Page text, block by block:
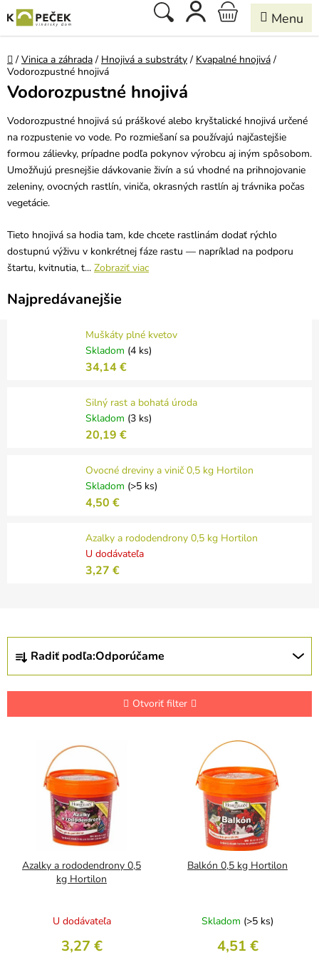
na
obsah
Hľadať
NÁKUPNÝ
KOŠÍK
Domov
/ Vinica a záhrada / Hnojivá a substráty / Kvapalné hnojivá /
Vodorozpustné hnojivá
Vodorozpustné hnojivá
Vodorozpustné hnojivá sú práškové alebo kryštalické hnojivá určené
na rozpustenie vo vode. Po rozmiešaní sa používajú najčastejšie
formou zálievky, prípadne podľa pokynov výrobcu aj iným spôsobom.
Umožňujú presnejšie dávkovanie živín a sú vhodné na prihnojovanie
zeleniny, ovocných rastlín, viniča, okrasných rastlín aj trávnika počas
vegetácie.
Tieto hnojivá sa hodia tam, kde chcete rastlinám dodať rýchlo
dostupnú výživu v konkrétnej fáze rastu — napríklad na podporu
štartu, kvitnutia, t... Zobraziť viac
Najpredávanejšie
Muškáty plné kvetov
Skladom (4 ks)
34,14 €
Silný rast a bohatá úroda
Skladom (3 ks)
20,19 €
Ovocné dreviny a vinič 0,5 kg Hortilon
Skladom (>5 ks)
4,50 €
Azalky a rododendrony 0,5 kg Hortilon
U dodávateľa
3,27 €
R
d
e
i
Radiť podľa:Odporúčame
Otvoriť filter
Azalky a rododendrony 0,5
kg Hortilon
U dodávateľa
3,27 €
Balkón 0,5 kg Hortilon
Skladom (>5 ks)
4,51 €